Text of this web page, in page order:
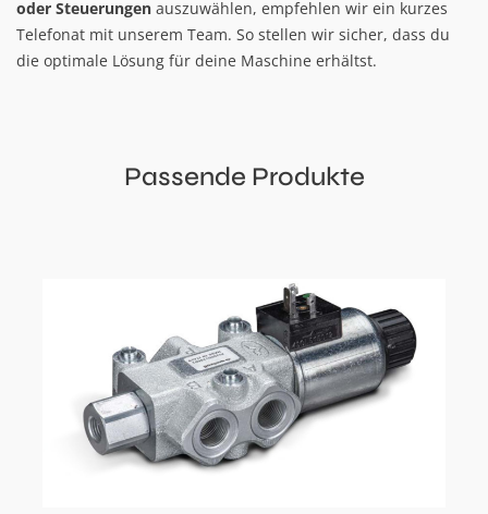
oder Steuerungen auszuwählen, empfehlen wir ein kurzes
Telefonat mit unserem Team. So stellen wir sicher, dass du
die optimale Lösung für deine Maschine erhältst.
Passende Produkte